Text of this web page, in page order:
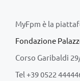
MyFpm è la
Fondazione
Corso Garibaldi
Tel +39 0522